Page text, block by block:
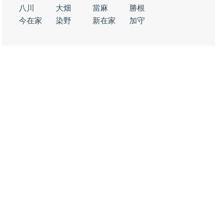
八川
大畑 當麻
勝根
今在家
染野 新在家 加守